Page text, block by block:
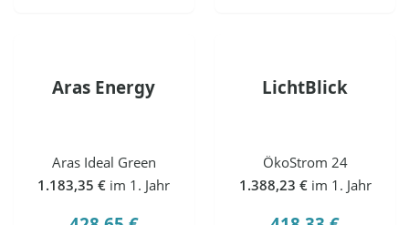
Aras Energy
Aras Ideal Green
1.183,35 € im 1. Jahr
LichtBlick
ÖkoStrom 24
1.388,23 € im 1. Jahr